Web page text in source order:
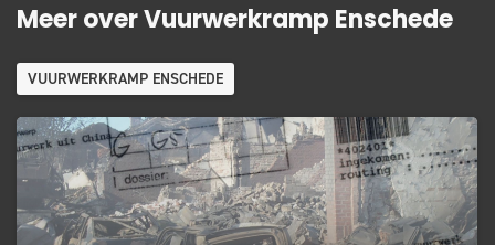
Meer over Vuurwerkramp Enschede
VUURWERKRAMP ENSCHEDE